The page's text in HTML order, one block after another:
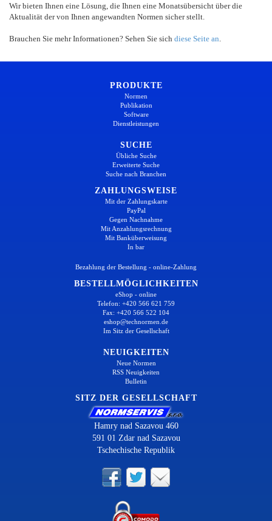
Wir bieten Ihnen eine Lösung, die Ihnen eine Monatsübersicht über die
Aktualität der von Ihnen angewandten Normen sicher stellt.
Brauchen Sie mehr Informationen? Sehen Sie sich diese Seite an
PRODUKTE
Normen
Publikation
Software
Dienstleistungen
SUCHE
Übliche Suche
Erweiterte Suche
Suche nach Branchen
ZAHLUNGSWEISE
Mit der Zahlungskarte
PayPal
Gegen Nachnahme
Mit Anzahlungsrechnung
Mit Banküberweisung
In bar
Bezahlung der Bestellung - online-Zahlung
BESTELLMÖGLICHKEITEN
eShop - online
Telefon: +420 566 621 759
Fax: +420 566 522 104
eshop@technormen.de
Im Sitz der Gesellschaft
NEUIGKEITEN
Neue Normen
RSS Neuigkeiten
Bulletin
SITZ DER GESELLSCHAFT
Hamry nad Sazavou 460
591 01 Zdar nad Sazavou
Tschechische Republik